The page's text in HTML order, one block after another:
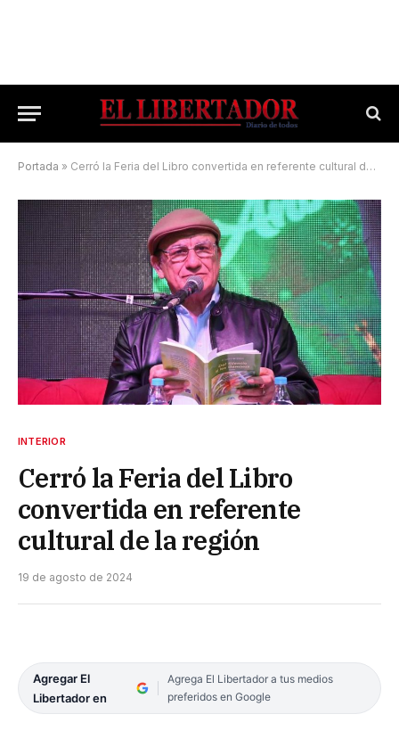
Portada » Cerró la Feria del Libro convertida en referente cultural de la región
INTERIOR
Cerró la Feria del Libro
convertida en referente
cultural de la región
19 de agosto de 2024
Agregar El
Libertador en
Agrega El Libertador a tus medios
preferidos en Google